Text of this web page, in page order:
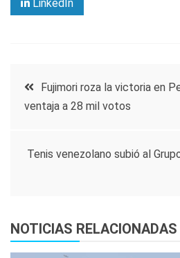
LinkedIn
Navegación
entradas
Fujimori roza la victoria en
ventaja a 28 mil votos
Tenis venezolano subió al
NOTICIAS RELACIONADAS